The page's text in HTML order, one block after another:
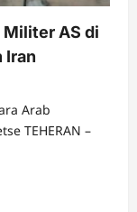
Militer AS di
Iran
Arab
TEHERAN –